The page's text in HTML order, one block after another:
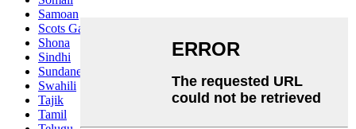
Samoan
Scots Gaelic
Shona
Sindhi
Sundanese
Swahili
Tajik
Tamil